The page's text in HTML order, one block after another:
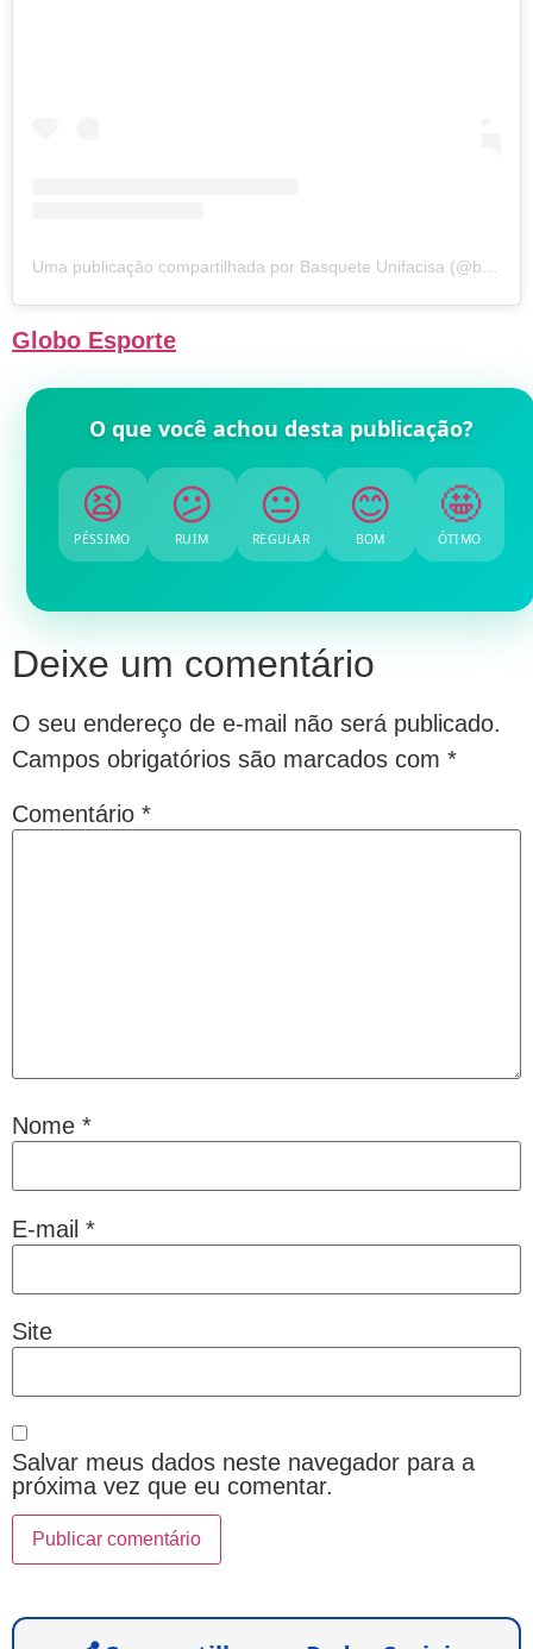
Uma publicação compartilhada por Basquete Unifacisa (@basqueteunifacisa)
Globo Esporte
O que você achou desta publicação?
😫
PÉSSIMO
😕
RUIM
😐
REGULAR
😊
BOM
🤩
ÓTIMO
Deixe um comentário
O seu endereço de e-mail não será publicado.
Campos obrigatórios são marcados com *
Comentário *
Nome *
E-mail *
Site
Salvar meus dados neste navegador para a
próxima vez que eu comentar.